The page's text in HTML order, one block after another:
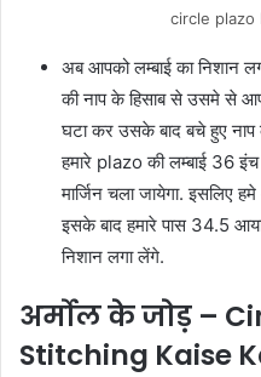
circle plazo
अब आपको लम्बाई का निशान
की नाप के हिसाब से उसमे से
घटा कर उसके बाद बचे हुए
हमारे plazo की लम्बाई 36
मार्जिन चला जायेगा. इसलिए
इसके बाद हमारे पास 34.5
निशान लगा लेंगे.
अर्मोल के जोड़ –
Stitching Kaise